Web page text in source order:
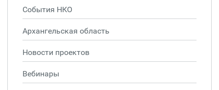
События НКО
Архангельская область
Новости проектов
Вебинары